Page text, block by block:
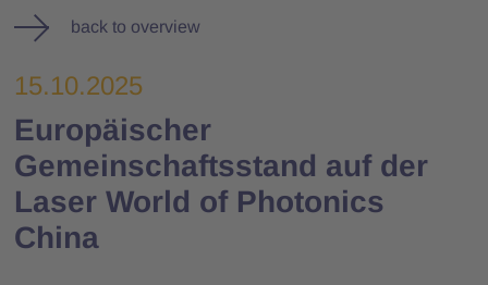
back to overview
15.10.2025
Europäischer
Gemeinschaftsstand auf der
Laser World of Photonics
China